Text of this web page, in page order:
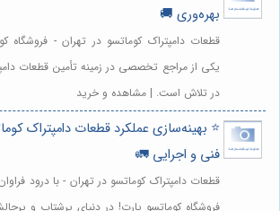
بهره‌وری 🚚
قطعات دامپتراک کوماتسو در تهران - فروشگاه
یکی از مراجع تخصصی در زمینه تأمین قطعات
در تلاش است. | مشاهده و خرید
⭐️ بهینه‌سازی عملکرد قطعات دامپتراک
فنی و اجرایی 🚛
قطعات دامپتراک کوماتسو در تهران - با درود
فروشگاه کوماتسو پارت! در دنیای پرشتاب و